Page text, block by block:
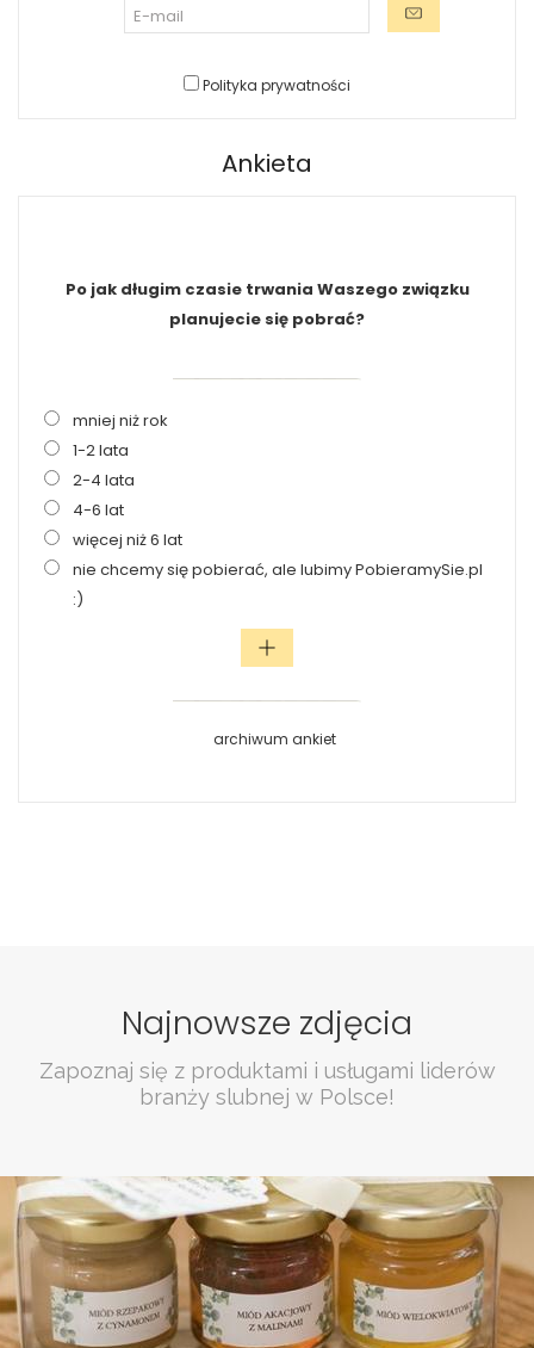
Polityka prywatności
Ankieta
Po jak długim czasie trwania Waszego związku
planujecie się pobrać?
mniej niż rok
1-2 lata
2-4 lata
4-6 lat
więcej niż 6 lat
nie chcemy się pobierać, ale lubimy PobieramySie.pl
:)
archiwum ankiet
Najnowsze zdjęcia
Zapoznaj się z produktami i usługami liderów
branży slubnej w Polsce!